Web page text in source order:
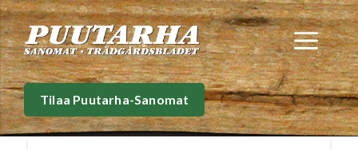
Siirry
sisältöön
Tilaa Puutarha-Sanomat